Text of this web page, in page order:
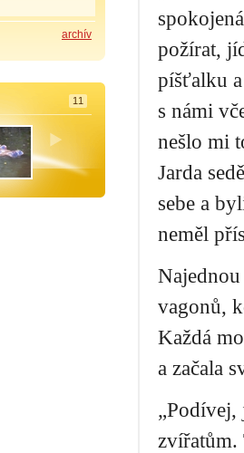
požírat,
píšťalku
s námi
nešlo mi
Jarda
sebe a
neměl
vagonů,
Každá
a začala
zvířatům.
archív
11